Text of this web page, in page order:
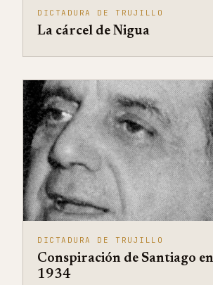
DICTADURA DE TRUJILLO
La cárcel de Nigua
DICTADURA DE TRUJILLO
Conspiración de Santiago
1934